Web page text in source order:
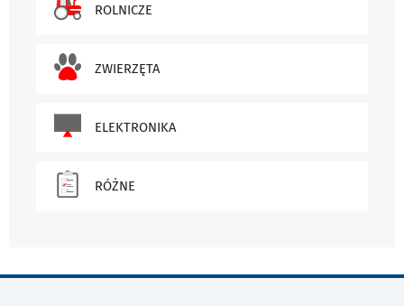
ROLNICZE
ZWIERZĘTA
ELEKTRONIKA
RÓŻNE